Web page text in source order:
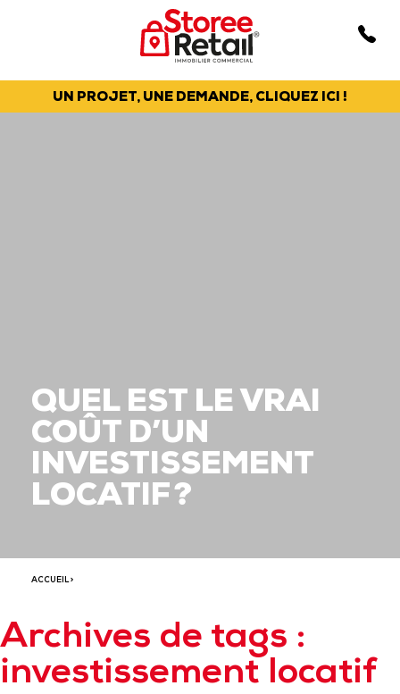
UN PROJET, UNE DEMANDE, CLIQUEZ ICI !
QUEL EST LE VRAI
COÛT D’UN
INVESTISSEMENT
LOCATIF ?
ACCUEIL>
Archives de tags :
investissement locatif